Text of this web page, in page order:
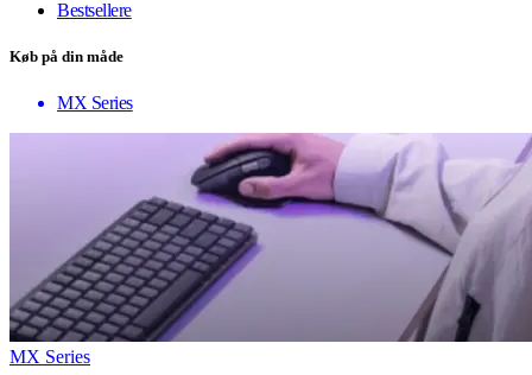
Bestsellere
Køb på din måde
MX Series
MX Series